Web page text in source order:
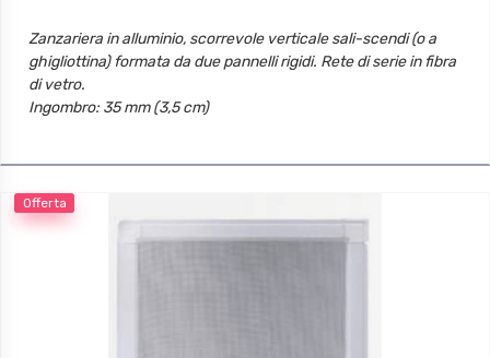
Zanzariera in alluminio, scorrevole verticale sali-scendi (o a
ghigliottina) formata da due pannelli rigidi. Rete di serie in fibra
di vetro.
Ingombro: 35 mm (3,5 cm)
Offerta